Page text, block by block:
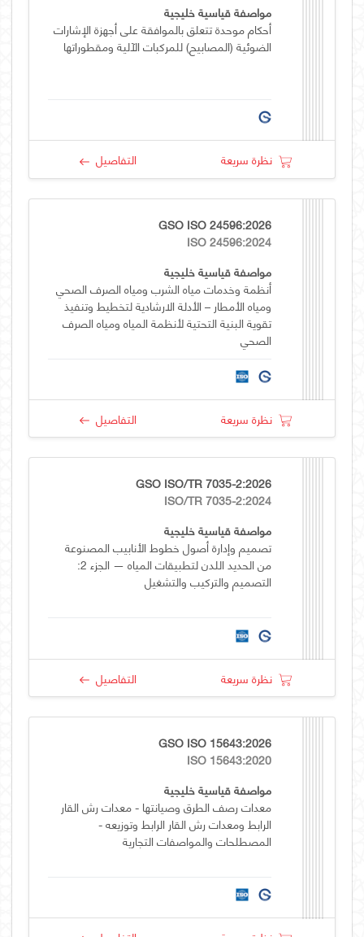
مواصفة قياسية خليجية
أحكام موحدة تتعلق بالموافقة على أجهزة الإشارات
الضوئية (المصابيح) للمركبات الآلية ومقطوراتها
نظرة سريعة التفاصيل
GSO ISO 24596:2026
ISO 24596:2024
مواصفة قياسية خليجية
أنظمة وخدمات مياه الشرب ومياه الصرف الصحي
ومياه الأمطار – الأدلة الارشادية لتخطيط وتنفيذ
تقوية البنية التحتية لأنظمة المياه ومياه الصرف
الصحي
نظرة سريعة التفاصيل
GSO ISO/TR 7035-2:2026
ISO/TR 7035-2:2024
مواصفة قياسية خليجية
تصميم وإدارة أصول خطوط الأنابيب المصنوعة
من الحديد اللدن لتطبيقات المياه — الجزء 2:
التصميم والتركيب والتشغيل
نظرة سريعة التفاصيل
GSO ISO 15643:2026
ISO 15643:2020
مواصفة قياسية خليجية
معدات رصف الطرق وصيانتها - معدات رش القار
الرابط ومعدات رش القار الرابط وتوزيعه -
المصطلحات والمواصفات التجارية